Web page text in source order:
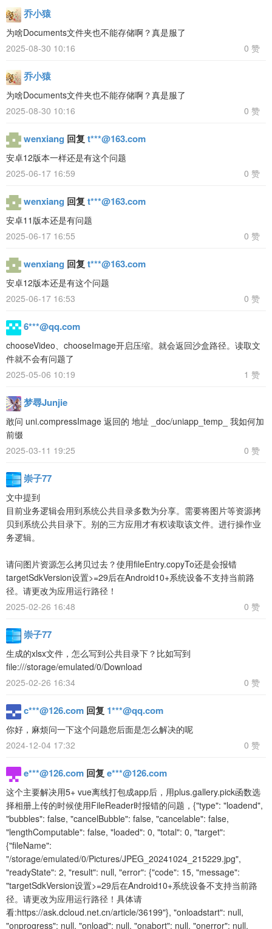
乔小猿
为啥Documents文件夹也不能存储啊？真是服了
2025-08-30 10:16
0 赞
乔小猿
为啥Documents文件夹也不能存储啊？真是服了
2025-08-30 10:16
0 赞
wenxiang 回复 t***@163.com
安卓12版本一样还是有这个问题
2025-06-17 16:59
0 赞
wenxiang 回复 t***@163.com
安卓11版本还是有问题
2025-06-17 16:55
0 赞
wenxiang 回复 t***@163.com
安卓12版本还是有这个问题
2025-06-17 16:53
0 赞
6***@qq.com
chooseVideo、chooseImage开启压缩。就会返回沙盒路径。读取文
件就不会有问题了
2025-05-06 10:19
1 赞
梦尋Junjie
敢问 uni.compressImage 返回的 地址 _doc/uniapp_temp_ 我如何加
前缀
2025-03-11 19:25
0 赞
崇子77
文中提到
目前业务逻辑会用到系统公共目录多数为分享。需要将图片等资源拷
贝到系统公共目录下。别的三方应用才有权读取该文件。进行操作业
务逻辑。
请问图片资源怎么拷贝过去？使用fileEntry.copyTo还是会报错
targetSdkVersion设置>=29后在Android10+系统设备不支持当前路
径。请更改为应用运行路径！
2025-02-26 16:48
0 赞
崇子77
生成的xlsx文件，怎么写到公共目录下？比如写到
file:///storage/emulated/0/Download
2025-02-26 16:34
0 赞
c***@126.com 回复 1***@qq.com
你好，麻烦问一下这个问题您后面是怎么解决的呢
2024-12-04 17:32
0 赞
e***@126.com 回复 e***@126.com
这个主要解决用5+ vue离线打包成app后，用plus.gallery.pick函数选
择相册上传的时候使用FileReader时报错的问题，{"type": "loadend",
"bubbles": false, "cancelBubble": false, "cancelable": false,
"lengthComputable": false, "loaded": 0, "total": 0, "target":
{"fileName":
"/storage/emulated/0/Pictures/JPEG_20241024_215229.jpg",
"readyState": 2, "result": null, "error": {"code": 15, "message":
"targetSdkVersion设置>=29后在Android10+系统设备不支持当前路
径。请更改为应用运行路径！具体请
看:https://ask.dcloud.net.cn/article/36199"}, "onloadstart": null,
"onprogress": null, "onload": null, "onabort": null, "onerror": null,